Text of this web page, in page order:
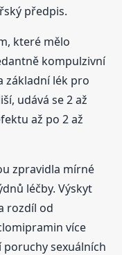
předpis.
které mělo
kompulzivní
základní lék pro
udává se 2 až
až po 2 až
zpravidla mírné
léčby. Výskyt
rozdíl od
více
sexuálních